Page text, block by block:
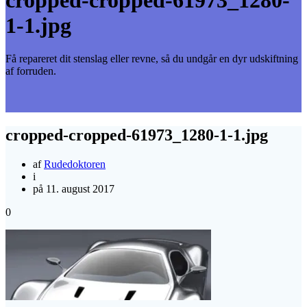
1-1.jpg
Få repareret dit stenslag eller revne, så du undgår en dyr udskiftning
af forruden.
cropped-cropped-61973_1280-1-1.jpg
afRudedoktoren
i
på 11. august 2017
0